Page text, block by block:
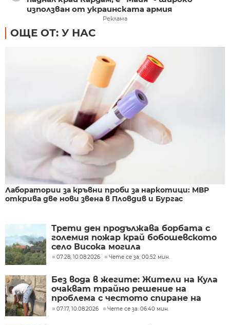
използван от украинската армия
Реклама
ОЩЕ ОТ: У НАС
Лаборатории за кръвни проби за наркотици: МВР
открива две нови звена в Пловдив и Бургас
Трети ден продължава борбата с
големия пожар край бобошевското
село Висока могила
07:28, 10.08.2026 Чете се за: 00:52 мин.
Без вода в жегите: Жители на Кула
очакват трайно решение на
проблема с честото спиране на
водоподаването
07:17, 10.08.2026 Чете се за: 06:40 мин.